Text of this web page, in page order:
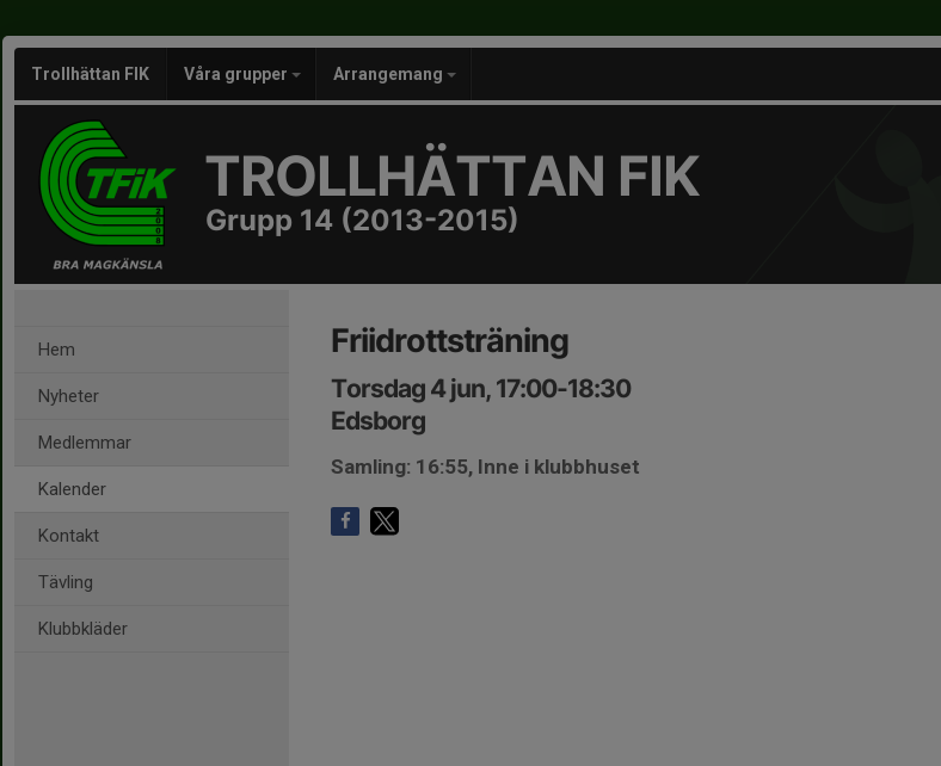
Trollhättan FIK Våra grupper Arrangemang
TROLLHÄTTAN FIK
Grupp 14 (2013-2015)
Hem
Nyheter
Medlemmar
Kalender
Kontakt
Tävling
Klubbkläder
Friidrottsträning
Torsdag 4 jun, 17:00-18:30
Edsborg
Samling: 16:55, Inne i klubbhuset